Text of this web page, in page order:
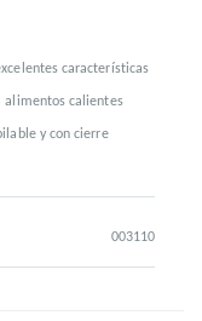
características
alimentos calientes
y con cierre
003110